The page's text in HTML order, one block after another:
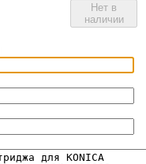
Нет в
наличии